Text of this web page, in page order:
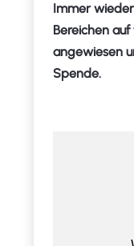
Immer
Bereichen
angewiesen
Spende.